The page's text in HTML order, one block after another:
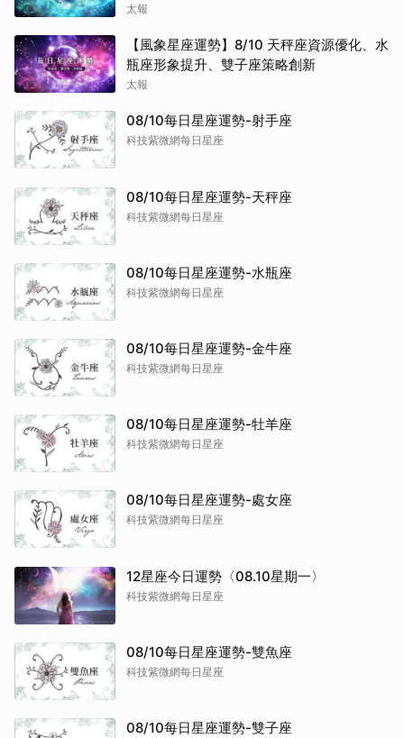
太報
【風象星座運勢】8/10 天秤座資源優化、水
瓶座形象提升、雙子座策略創新
太報
08/10每日星座運勢-射手座
科技紫微網每日星座
08/10每日星座運勢-天秤座
科技紫微網每日星座
08/10每日星座運勢-水瓶座
科技紫微網每日星座
08/10每日星座運勢-金牛座
科技紫微網每日星座
08/10每日星座運勢-牡羊座
科技紫微網每日星座
08/10每日星座運勢-處女座
科技紫微網每日星座
12星座今日運勢〈08.10星期一〉
科技紫微網每日星座
08/10每日星座運勢-雙魚座
科技紫微網每日星座
08/10每日星座運勢-雙子座